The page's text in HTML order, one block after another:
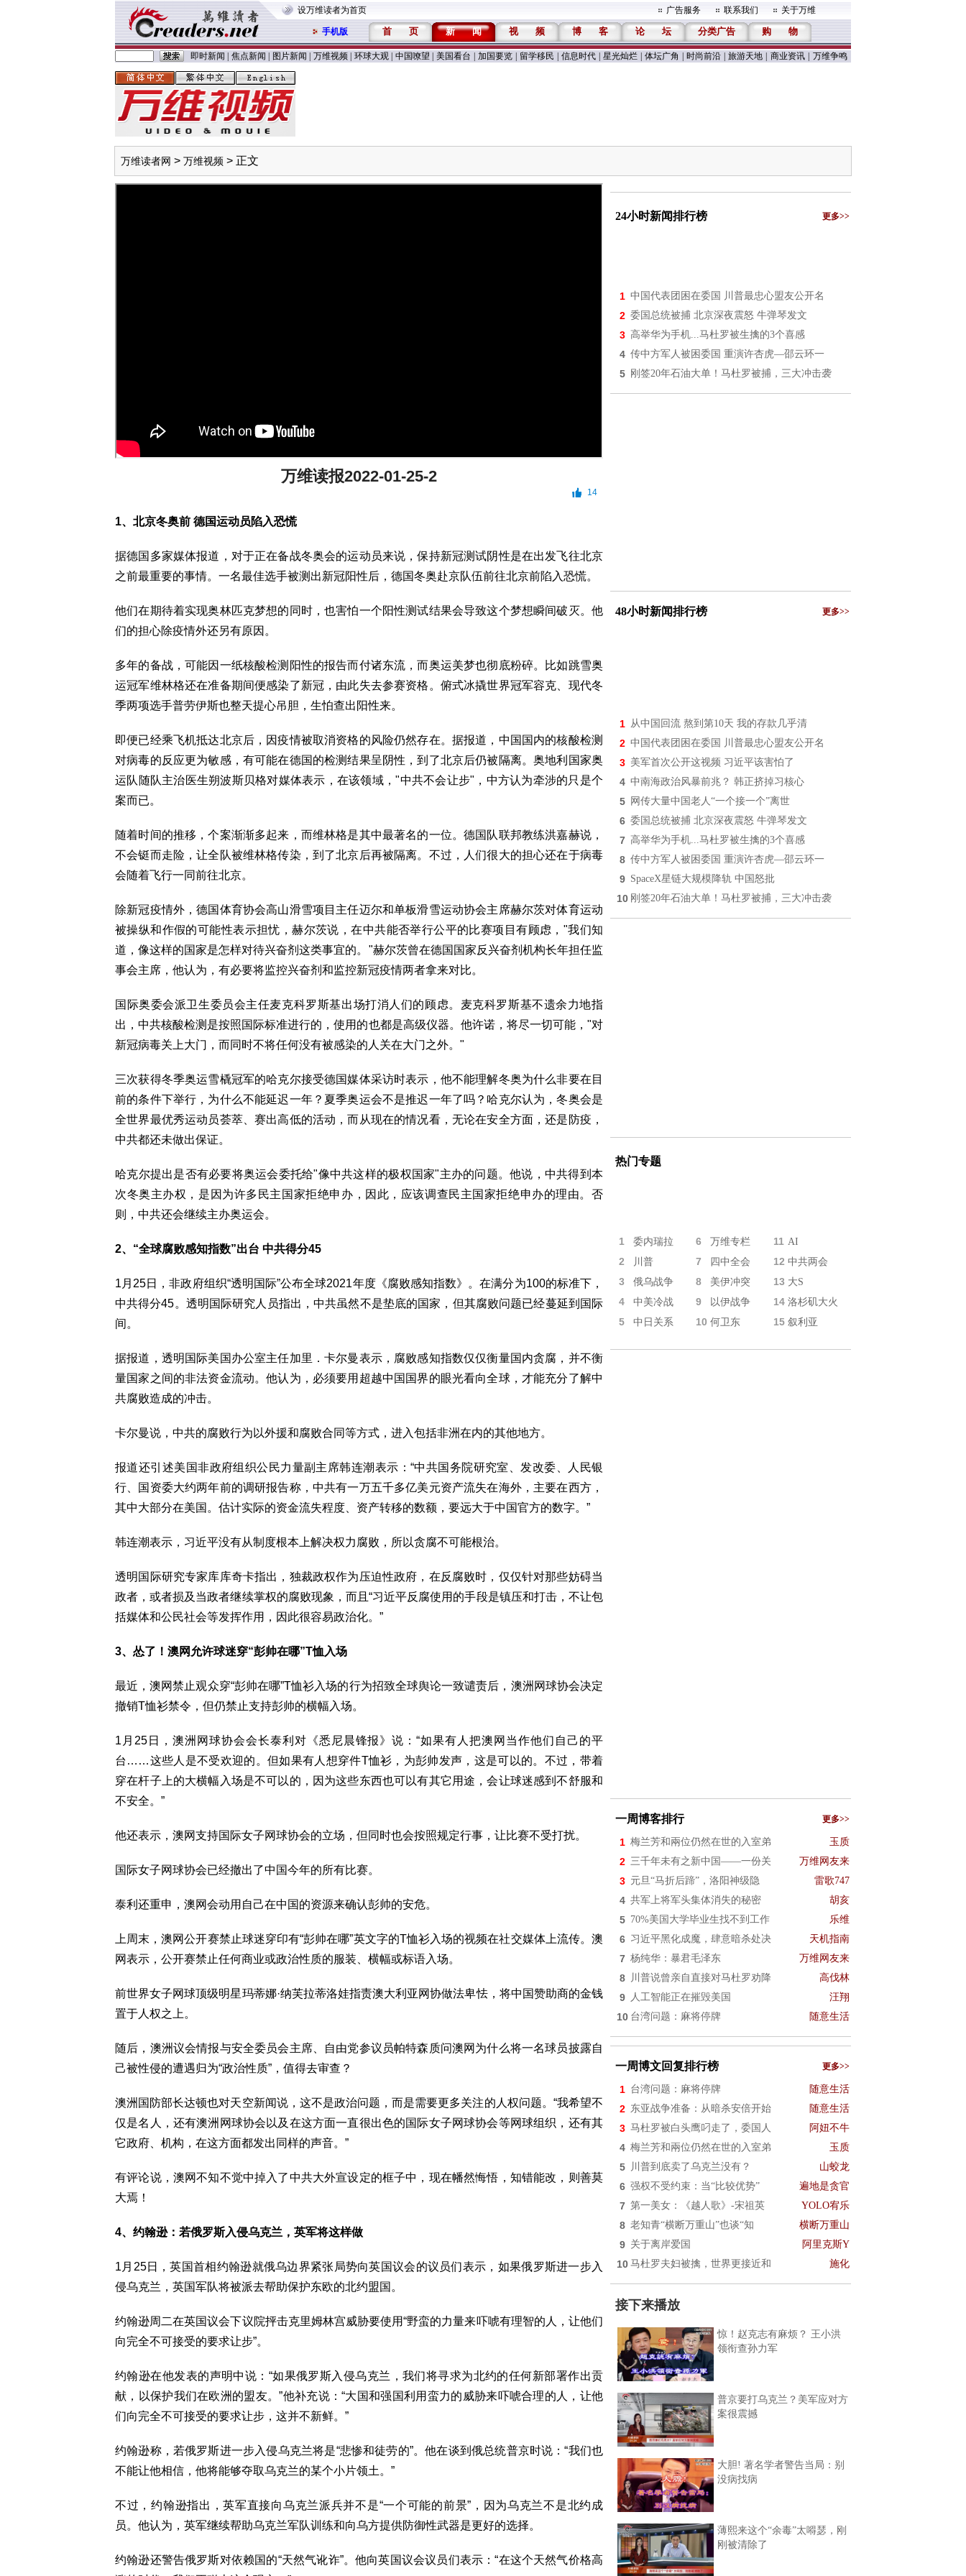
设万维读者为首页 广告服务 联系我们 关于万维
手机版 首 页 新 闻 视 频 博 客 论 坛 分类广告 购 物
即时新闻 焦点新闻 图片新闻 万维视频 环球大观 中国嘹望 美国看台 加国要览 留学移民 信息时代 星光灿烂 体坛广角 时尚前沿 旅游天地 商业资讯 万维争鸣
万维读者网 > 万维视频 > 正文
万维读报2022-01-25-2
14
1、北京冬奥前 德国运动员陷入恐慌
据德国多家媒体报道，对于正在备战冬奥会的运动员来说，保持新冠测试阴性是在出发飞往北京
之前最重要的事情。一名最佳选手被测出新冠阳性后，德国冬奥赴京队伍前往北京前陷入恐慌。
他们在期待着实现奥林匹克梦想的同时，也害怕一个阳性测试结果会导致这个梦想瞬间破灭。他
们的担心除疫情外还另有原因。
多年的备战，可能因一纸核酸检测阳性的报告而付诸东流，而奥运美梦也彻底粉碎。比如跳雪奥
运冠军维林格还在准备期间便感染了新冠，由此失去参赛资格。俯式冰撬世界冠军容克、现代冬
季两项选手普劳伊斯也整天提心吊胆，生怕查出阳性来。
即便已经乘飞机抵达北京后，因疫情被取消资格的风险仍然存在。据报道，中国国内的核酸检测
对病毒的反应更为敏感，有可能在德国的检测结果呈阴性，到了北京后仍被隔离。奥地利国家奥
运队随队主治医生朔波斯贝格对媒体表示，在该领域，"中共不会让步"，中方认为牵涉的只是个
案而已。
随着时间的推移，个案渐渐多起来，而维林格是其中最著名的一位。德国队联邦教练洪嘉赫说，
不会铤而走险，让全队被维林格传染，到了北京后再被隔离。不过，人们很大的担心还在于病毒
会随着飞行一同前往北京。
除新冠疫情外，德国体育协会高山滑雪项目主任迈尔和单板滑雪运动协会主席赫尔茨对体育运动
被操纵和作假的可能性表示担忧，赫尔茨说，在中共能否举行公平的比赛项目有顾虑，"我们知
道，像这样的国家是怎样对待兴奋剂这类事宜的。"赫尔茨曾在德国国家反兴奋剂机构长年担任监
事会主席，他认为，有必要将监控兴奋剂和监控新冠疫情两者拿来对比。
国际奥委会派卫生委员会主任麦克科罗斯基出场打消人们的顾虑。麦克科罗斯基不遗余力地指
出，中共核酸检测是按照国际标准进行的，使用的也都是高级仪器。他许诺，将尽一切可能，"对
新冠病毒关上大门，而同时不将任何没有被感染的人关在大门之外。"
三次获得冬季奥运雪橇冠军的哈克尔接受德国媒体采访时表示，他不能理解冬奥为什么非要在目
前的条件下举行，为什么不能延迟一年？夏季奥运会不是推迟一年了吗？哈克尔认为，冬奥会是
全世界最优秀运动员荟萃、赛出高低的活动，而从现在的情况看，无论在安全方面，还是防疫，
中共都还未做出保证。
哈克尔提出是否有必要将奥运会委托给"像中共这样的极权国家"主办的问题。他说，中共得到本
次冬奥主办权，是因为许多民主国家拒绝申办，因此，应该调查民主国家拒绝申办的理由。否
则，中共还会继续主办奥运会。
2、“全球腐败感知指数”出台 中共得分45
1月25日，非政府组织“透明国际”公布全球2021年度《腐败感知指数》。在满分为100的标准下，
中共得分45。透明国际研究人员指出，中共虽然不是垫底的国家，但其腐败问题已经蔓延到国际
间。
据报道，透明国际美国办公室主任加里．卡尔曼表示，腐败感知指数仅仅衡量国内贪腐，并不衡
量国家之间的非法资金流动。他认为，必须要用超越中国国界的眼光看向全球，才能充分了解中
共腐败造成的冲击。
卡尔曼说，中共的腐败行为以外援和腐败合同等方式，进入包括非洲在内的其他地方。
报道还引述美国非政府组织公民力量副主席韩连潮表示：“中共国务院研究室、发改委、人民银
行、国资委大约两年前的调研报告称，中共有一万五千多亿美元资产流失在海外，主要在西方，
其中大部分在美国。估计实际的资金流失程度、资产转移的数额，要远大于中国官方的数字。”
韩连潮表示，习近平没有从制度根本上解决权力腐败，所以贪腐不可能根治。
透明国际研究专家库库奇卡指出，独裁政权作为压迫性政府，在反腐败时，仅仅针对那些妨碍当
政者，或者损及当政者继续掌权的腐败现象，而且“习近平反腐使用的手段是镇压和打击，不让包
括媒体和公民社会等发挥作用，因此很容易政治化。”
3、怂了！澳网允许球迷穿“彭帅在哪”T恤入场
最近，澳网禁止观众穿“彭帅在哪”T恤衫入场的行为招致全球舆论一致谴责后，澳洲网球协会决定
撤销T恤衫禁令，但仍禁止支持彭帅的横幅入场。
1月25日，澳洲网球协会会长泰利对《悉尼晨锋报》说：“如果有人把澳网当作他们自己的平
台……这些人是不受欢迎的。但如果有人想穿件T恤衫，为彭帅发声，这是可以的。不过，带着
穿在杆子上的大横幅入场是不可以的，因为这些东西也可以有其它用途，会让球迷感到不舒服和
不安全。”
他还表示，澳网支持国际女子网球协会的立场，但同时也会按照规定行事，让比赛不受打扰。
国际女子网球协会已经撤出了中国今年的所有比赛。
泰利还重申，澳网会动用自己在中国的资源来确认彭帅的安危。
上周末，澳网公开赛禁止球迷穿印有“彭帅在哪”英文字的T恤衫入场的视频在社交媒体上流传。澳
网表示，公开赛禁止任何商业或政治性质的服装、横幅或标语入场。
前世界女子网球顶级明星玛蒂娜·纳芙拉蒂洛娃指责澳大利亚网协做法卑怯，将中国赞助商的金钱
置于人权之上。
随后，澳洲议会情报与安全委员会主席、自由党参议员帕特森质问澳网为什么将一名球员披露自
己被性侵的遭遇归为“政治性质”，值得去审查？
澳洲国防部长达顿也对天空新闻说，这不是政治问题，而是需要更多关注的人权问题。“我希望不
仅是名人，还有澳洲网球协会以及在这方面一直很出色的国际女子网球协会等网球组织，还有其
它政府、机构，在这方面都发出同样的声音。”
有评论说，澳网不知不觉中掉入了中共大外宣设定的框子中，现在幡然悔悟，知错能改，则善莫
大焉！
4、约翰逊：若俄罗斯入侵乌克兰，英军将这样做
1月25日，英国首相约翰逊就俄乌边界紧张局势向英国议会的议员们表示，如果俄罗斯进一步入
侵乌克兰，英国军队将被派去帮助保护东欧的北约盟国。
约翰逊周二在英国议会下议院抨击克里姆林宫威胁要使用“野蛮的力量来吓唬有理智的人，让他们
向完全不可接受的要求让步”。
约翰逊在他发表的声明中说：“如果俄罗斯入侵乌克兰，我们将寻求为北约的任何新部署作出贡
献，以保护我们在欧洲的盟友。”他补充说：“大国和强国利用蛮力的威胁来吓唬合理的人，让他
们向完全不可接受的要求让步，这并不新鲜。”
约翰逊称，若俄罗斯进一步入侵乌克兰将是“悲惨和徒劳的”。他在谈到俄总统普京时说：“我们也
不能让他相信，他将能够夺取乌克兰的某个小片领土。”
不过，约翰逊指出，英军直接向乌克兰派兵并不是“一个可能的前景”，因为乌克兰不是北约成
员。他认为，英军继续帮助乌克兰军队训练和向乌方提供防御性武器是更好的选择。
约翰逊还警告俄罗斯对依赖国的“天然气讹诈”。他向英国议会议员们表示：“在这个天然气价格高
24小时新闻排行榜 更多>>
1 中国代表团困在委国 川普最忠心盟友公开名
2 委国总统被捕 北京深夜震怒 牛弹琴发文
3 高举华为手机...马杜罗被生擒的3个喜感
4 传中方军人被困委国 重演许杏虎—邵云环一
5 刚签20年石油大单！马杜罗被捕，三大冲击袭
48小时新闻排行榜 更多>>
1 从中国回流 熬到第10天 我的存款几乎清
2 中国代表团困在委国 川普最忠心盟友公开名
3 美军首次公开这视频 习近平该害怕了
4 中南海政治风暴前兆？ 韩正挤掉习核心
5 网传大量中国老人“一个接一个”离世
6 委国总统被捕 北京深夜震怒 牛弹琴发文
7 高举华为手机...马杜罗被生擒的3个喜感
8 传中方军人被困委国 重演许杏虎—邵云环一
9 SpaceX星链大规模降轨 中国怒批
10 刚签20年石油大单！马杜罗被捕，三大冲击袭
热门专题
1 委内瑞拉 6 万维专栏 11 AI
2 川普 7 四中全会 12 中共两会
3 俄乌战争 8 美伊冲突 13 大S
4 中美冷战 9 以伊战争 14 洛杉矶大火
5 中日关系 10 何卫东 15 叙利亚
一周博客排行 更多>>
1 梅兰芳和兩位仍然在世的入室弟 玉质
2 三千年未有之新中国——一份关 万维网友来
3 元旦“马折后蹄”，洛阳神级隐 雷歌747
4 共军上将军头集体消失的秘密 胡亥
5 70%美国大学毕业生找不到工作 乐维
6 习近平黑化成魔，肆意暗杀处决 天机指南
7 杨纯华：暴君毛泽东 万维网友来
8 川普说曾亲自直接对马杜罗劝降 高伐林
9 人工智能正在摧毁美国 汪翔
10 台湾问题：麻将停牌 随意生活
一周博文回复排行榜 更多>>
1 台湾问题：麻将停牌 随意生活
2 东亚战争准备：从暗杀安倍开始 随意生活
3 马杜罗被白头鹰叼走了，委国人 阿妞不牛
4 梅兰芳和兩位仍然在世的入室弟 玉质
5 川普到底卖了乌克兰没有？ 山蛟龙
6 强权不受约束：当“比较优势” 遍地是贪官
7 第一美女：《越人歌》-宋祖英 YOLO宥乐
8 老知青“横断万重山”也谈“知 横断万重山
9 关于离岸爱国 阿里克斯Y
10 马杜罗夫妇被擒，世界更接近和 施化
接下来播放
惊！赵克志有麻烦？ 王小洪
领衔查孙力军
普京要打乌克兰？美军应对方
案很震撼
大胆! 著名学者警告当局：别
没病找病
薄熙来这个“余毒”太嘚瑟，刚
刚被清除了